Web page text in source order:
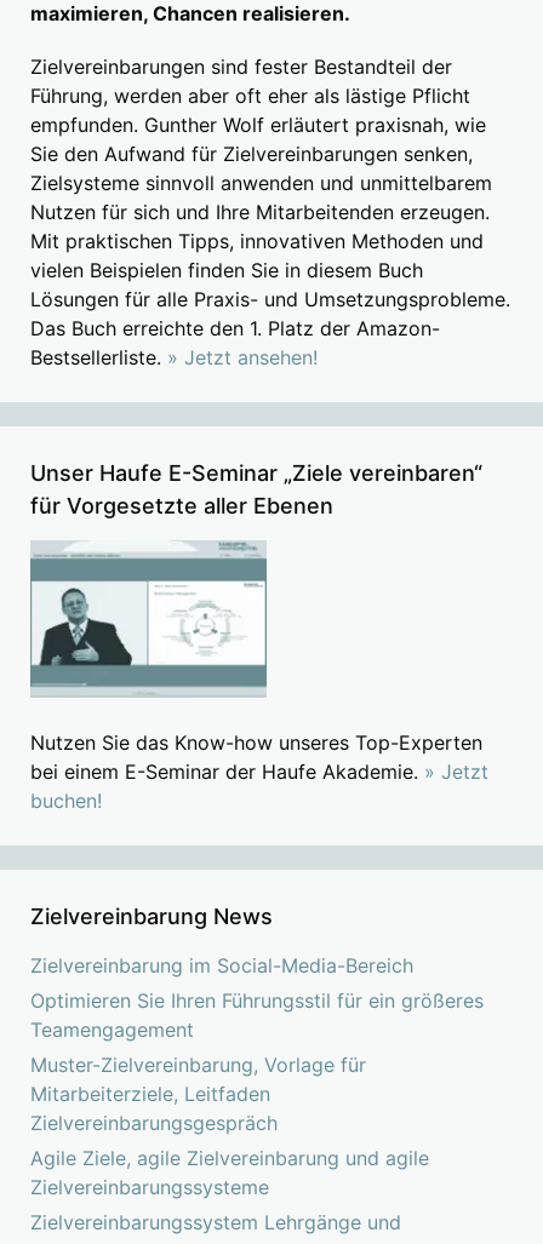
maximieren, Chancen realisieren.
Zielvereinbarungen sind fester Bestandteil der
Führung, werden aber oft eher als lästige Pflicht
empfunden. Gunther Wolf erläutert praxisnah, wie
Sie den Aufwand für Zielvereinbarungen senken,
Zielsysteme sinnvoll anwenden und unmittelbarem
Nutzen für sich und Ihre Mitarbeitenden erzeugen.
Mit praktischen Tipps, innovativen Methoden und
vielen Beispielen finden Sie in diesem Buch
Lösungen für alle Praxis- und Umsetzungsprobleme.
Das Buch erreichte den 1. Platz der Amazon-
Bestsellerliste. » Jetzt ansehen!
Unser Haufe E-Seminar „Ziele vereinbaren“
für Vorgesetzte aller Ebenen
Nutzen Sie das Know-how unseres Top-Experten
bei einem E-Seminar der Haufe Akademie. » Jetzt
buchen!
Zielvereinbarung News
Zielvereinbarung im Social-Media-Bereich
Optimieren Sie Ihren Führungsstil für ein größeres
Teamengagement
Muster-Zielvereinbarung, Vorlage für
Mitarbeiterziele, Leitfaden
Zielvereinbarungsgespräch
Agile Ziele, agile Zielvereinbarung und agile
Zielvereinbarungssysteme
Zielvereinbarungssystem Lehrgänge und